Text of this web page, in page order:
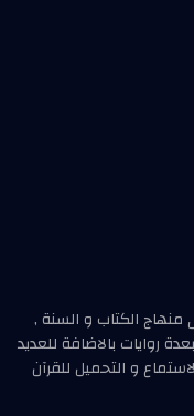
الكتاب و السنة ,
روايات بالاضافة للعديد
و التحميل للقرآن